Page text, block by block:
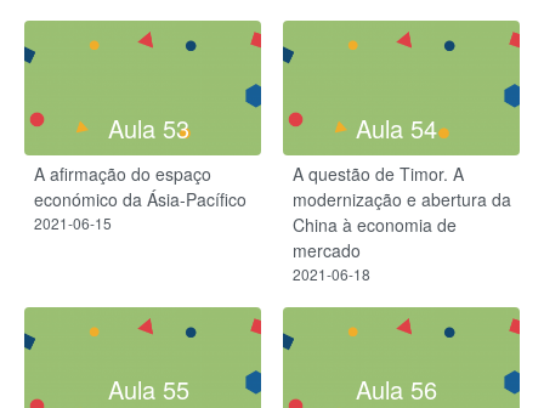
Aula 53
A afirmação do espaço
económico da Ásia-Pacífico
2021-06-15
Aula 54
A questão de Timor. A
modernização e abertura da
China à economia de
mercado
2021-06-18
Aula 55 Aula 56